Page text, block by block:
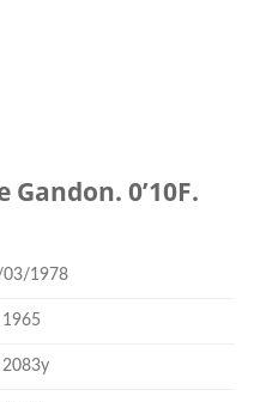
Gandon. 0’10F.
1978
1965
2083y